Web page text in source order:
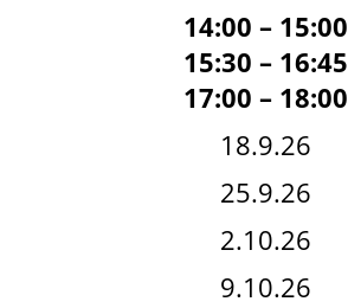
14:00 – 15:00
15:30 – 16:45
17:00 – 18:00
18.9.26
25.9.26
2.10.26
9.10.26